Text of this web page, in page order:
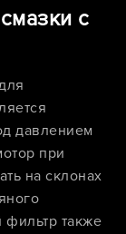
с
давлением
при
на склонах
также